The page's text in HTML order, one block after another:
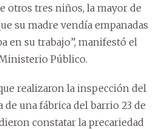
otros tres niños, la mayor de
su madre vendía empanadas
en su trabajo”, manifestó el
Público.
realizaron la inspección del
de una fábrica del barrio 23 de
constatar la precariedad